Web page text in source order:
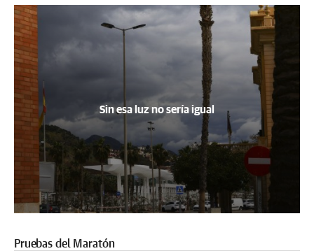
Sin esa luz no sería igual
Pruebas del Maratón